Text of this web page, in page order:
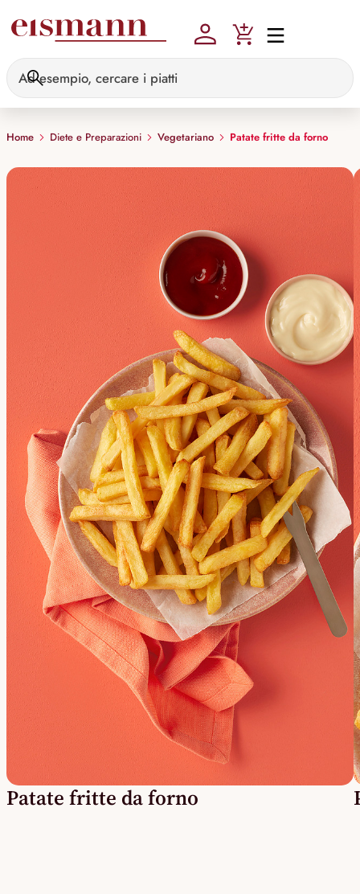
Home Diete e Preparazioni Vegetariano Patate fritte da forno
Patate fritte da forno